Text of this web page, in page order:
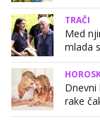
TRAČI
Med
mlada
rake